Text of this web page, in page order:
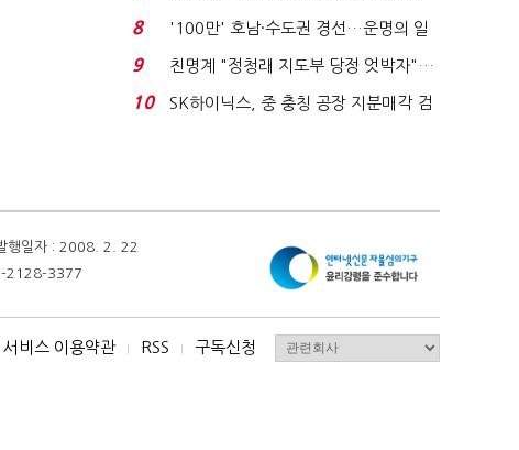
노동자는 강행군…'야...
8
'100만' 호남·수도권 경선…운명의 일
주일
9
친명계 "정청래 지도부 당정 엇박자"…
친청계 "신천지 오...
10
SK하이닉스, 중 충칭 공장 지분매각 검
행일자 : 2008. 2. 22
2128-3377
서비스 이용약관 I RSS I 구독신청